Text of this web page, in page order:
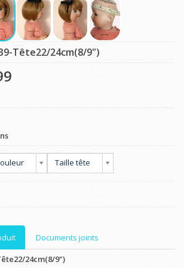
Tête22/24cm(8/9")
Taille tête
Documents joints
24cm(8/9")